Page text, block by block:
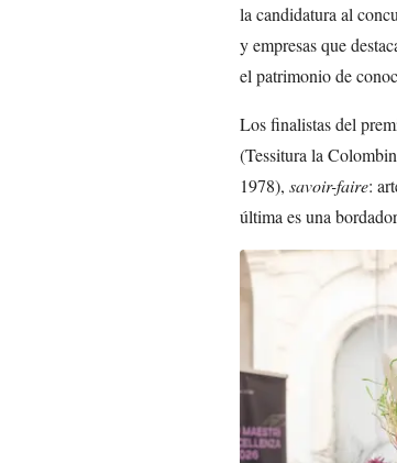
la candidatura al
y empresas que
el patrimonio de
Los finalistas del
(Tessitura la
1978), savoir-faire:
última es una